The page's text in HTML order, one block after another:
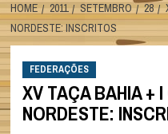
HOME 2011 SETEMBRO 28
NORDESTE: INSCRITOS
FEDERAÇÕES
XV TAÇA BAHIA +
NORDESTE: